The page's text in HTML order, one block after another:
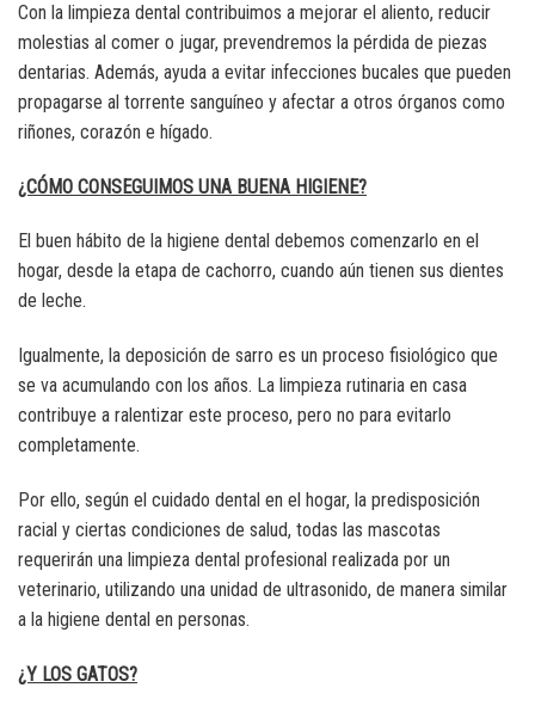
Con la limpieza dental contribuimos a mejorar el aliento, reducir
molestias al comer o jugar, prevendremos la pérdida de piezas
dentarias. Además, ayuda a evitar infecciones bucales que pueden
propagarse al torrente sanguíneo y afectar a otros órganos como
riñones, corazón e hígado.
¿CÓMO CONSEGUIMOS UNA BUENA HIGIENE?
El buen hábito de la higiene dental debemos comenzarlo en el
hogar, desde la etapa de cachorro, cuando aún tienen sus dientes
de leche.
Igualmente, la deposición de sarro es un proceso fisiológico que
se va acumulando con los años. La limpieza rutinaria en casa
contribuye a ralentizar este proceso, pero no para evitarlo
completamente.
Por ello, según el cuidado dental en el hogar, la predisposición
racial y ciertas condiciones de salud, todas las mascotas
requerirán una limpieza dental profesional realizada por un
veterinario, utilizando una unidad de ultrasonido, de manera similar
a la higiene dental en personas.
¿Y LOS GATOS?